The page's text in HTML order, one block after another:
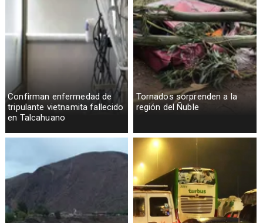
Confirman enfermedad de
tripulante vietnamita fallecido
en Talcahuano
Tornados sorprenden a la
región del Ñuble